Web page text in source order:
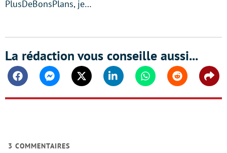
PlusDeBonsPlans, je…
La rédaction vous conseille aussi...
FacebookMessengerTwitter Linkedin WhatsappReddit
3 COMMENTAIRES